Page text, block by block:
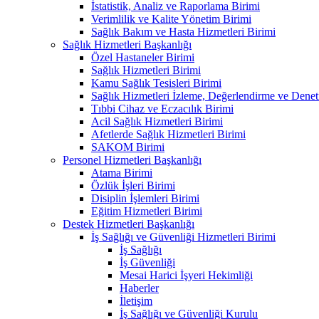
İstatistik, Analiz ve Raporlama Birimi
Verimlilik ve Kalite Yönetim Birimi
Sağlık Bakım ve Hasta Hizmetleri Birimi
Sağlık Hizmetleri Başkanlığı
Özel Hastaneler Birimi
Sağlık Hizmetleri Birimi
Kamu Sağlık Tesisleri Birimi
Sağlık Hizmetleri İzleme, Değerlendirme ve
Tıbbi Cihaz ve Eczacılık Birimi
Acil Sağlık Hizmetleri Birimi
Afetlerde Sağlık Hizmetleri Birimi
SAKOM Birimi
Personel Hizmetleri Başkanlığı
Atama Birimi
Özlük İşleri Birimi
Disiplin İşlemleri Birimi
Eğitim Hizmetleri Birimi
Destek Hizmetleri Başkanlığı
İş Sağlığı ve Güvenliği Hizmetleri Birimi
İş Sağlığı
İş Güvenliği
Mesai Harici İşyeri Hekimliği
Haberler
İletişim
İş Sağlığı ve Güvenliği Kurulu